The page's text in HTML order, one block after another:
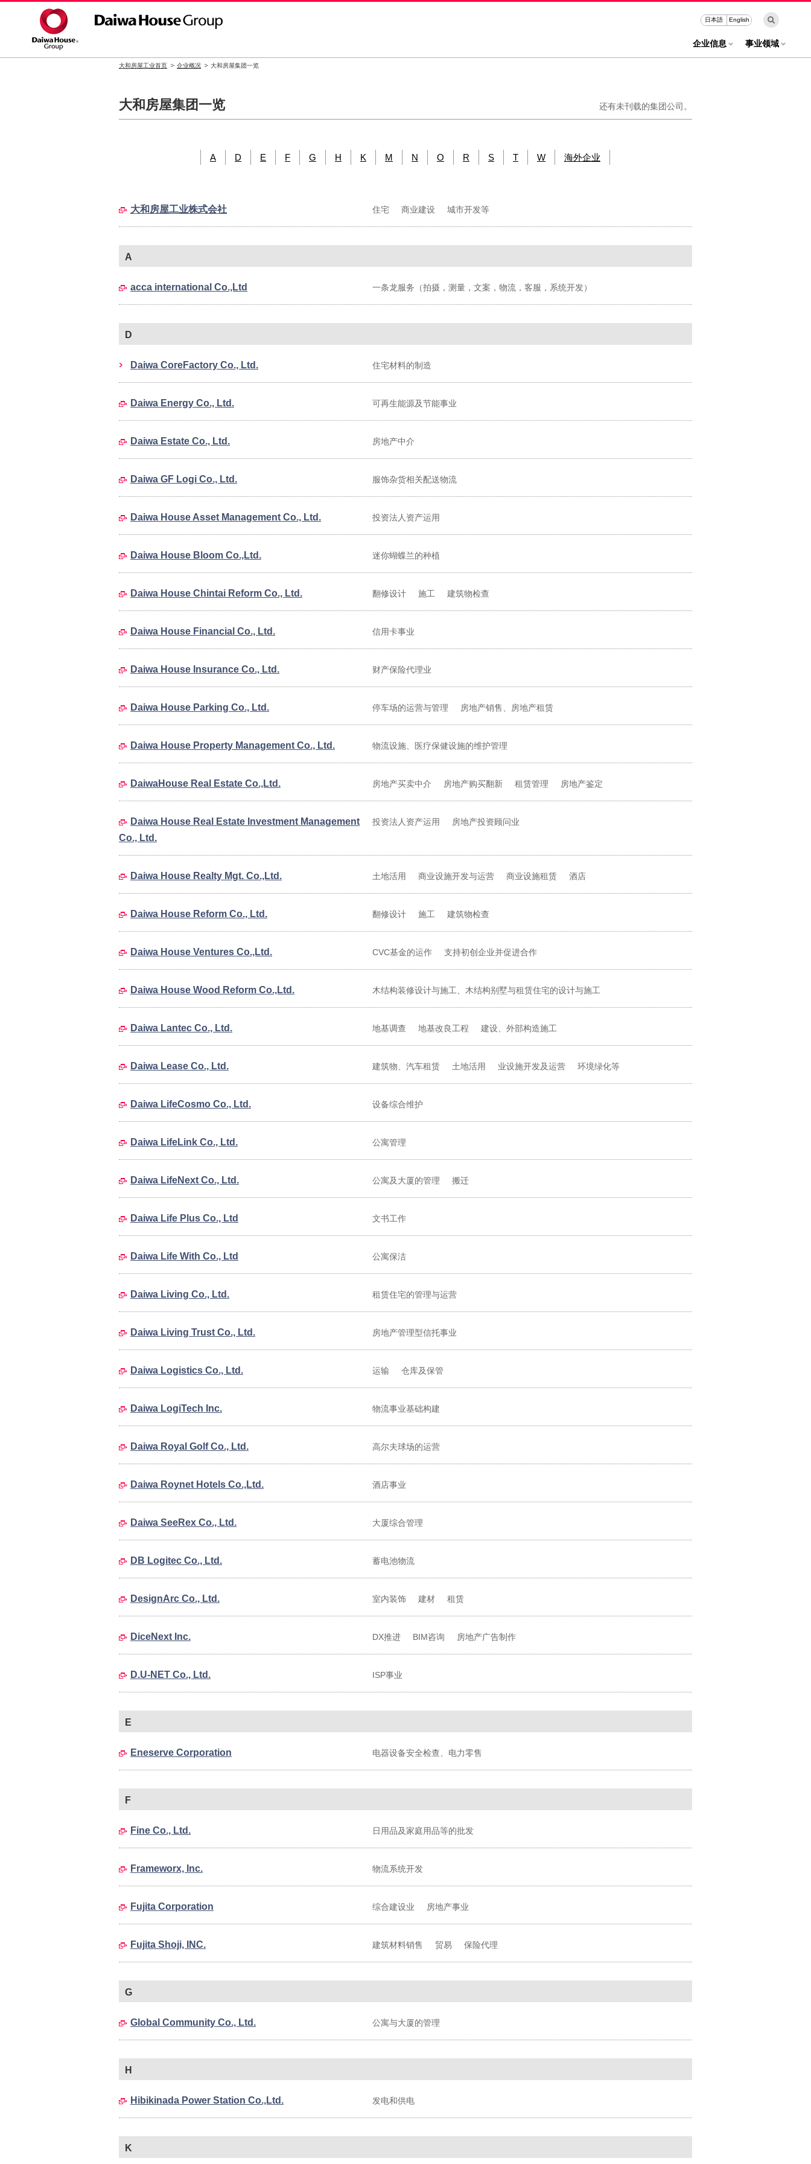
日本語 English
企业信息 事业领域
大和房屋工业首页 企业概况 大和房屋集团一览
大和房屋集团一览 还有未刊载的集团公司。
A D E F G H K M N O R S T W 海外企业
大和房屋工业株式会社 住宅 商业建设 城市开发等
A
acca international Co.,Ltd 一条龙服务（拍摄，测量，文案，物流，客服，系统开发）
D
Daiwa CoreFactory Co., Ltd. 住宅材料的制造
Daiwa Energy Co., Ltd. 可再生能源及节能事业
Daiwa Estate Co., Ltd. 房地产中介
Daiwa GF Logi Co., Ltd. 服饰杂货相关配送物流
Daiwa House Asset Management Co., Ltd. 投资法人资产运用
Daiwa House Bloom Co.,Ltd. 迷你蝴蝶兰的种植
Daiwa House Chintai Reform Co., Ltd. 翻修设计 施工 建筑物检查
Daiwa House Financial Co., Ltd. 信用卡事业
Daiwa House Insurance Co., Ltd. 财产保险代理业
Daiwa House Parking Co., Ltd. 停车场的运营与管理 房地产销售、房地产租赁
Daiwa House Property Management Co., Ltd. 物流设施、医疗保健设施的维护管理
DaiwaHouse Real Estate Co.,Ltd. 房地产买卖中介 房地产购买翻新 租赁管理 房地产鉴定
Daiwa House Real Estate Investment Management
Co., Ltd.
投资法人资产运用 房地产投资顾问业
Daiwa House Realty Mgt. Co.,Ltd. 土地活用 商业设施开发与运营 商业设施租赁 酒店
Daiwa House Reform Co., Ltd. 翻修设计 施工 建筑物检查
Daiwa House Ventures Co.,Ltd. CVC基金的运作 支持初创企业并促进合作
Daiwa House Wood Reform Co.,Ltd. 木结构装修设计与施工、木结构别墅与租赁住宅的设计与施工
Daiwa Lantec Co., Ltd. 地基调查 地基改良工程 建设、外部构造施工
Daiwa Lease Co., Ltd. 建筑物、汽车租赁 土地活用 业设施开发及运营 环境绿化等
Daiwa LifeCosmo Co., Ltd. 设备综合维护
Daiwa LifeLink Co., Ltd. 公寓管理
Daiwa LifeNext Co., Ltd. 公寓及大厦的管理 搬迁
Daiwa Life Plus Co., Ltd 文书工作
Daiwa Life With Co., Ltd 公寓保洁
Daiwa Living Co., Ltd. 租赁住宅的管理与运营
Daiwa Living Trust Co., Ltd. 房地产管理型信托事业
Daiwa Logistics Co., Ltd. 运输 仓库及保管
Daiwa LogiTech Inc. 物流事业基础构建
Daiwa Royal Golf Co., Ltd. 高尔夫球场的运营
Daiwa Roynet Hotels Co.,Ltd. 酒店事业
Daiwa SeeRex Co., Ltd. 大厦综合管理
DB Logitec Co., Ltd. 蓄电池物流
DesignArc Co., Ltd. 室内装饰 建材 租赁
DiceNext Inc. DX推进 BIM咨询 房地产广告制作
D.U-NET Co., Ltd. ISP事业
E
Eneserve Corporation 电器设备安全检查、电力零售
F
Fine Co., Ltd. 日用品及家庭用品等的批发
Frameworx, Inc. 物流系统开发
Fujita Corporation 综合建设业 房地产事业
Fujita Shoji, INC. 建筑材料销售 贸易 保险代理
G
Global Community Co., Ltd. 公寓与大厦的管理
H
Hibikinada Power Station Co.,Ltd. 发电和供电
K